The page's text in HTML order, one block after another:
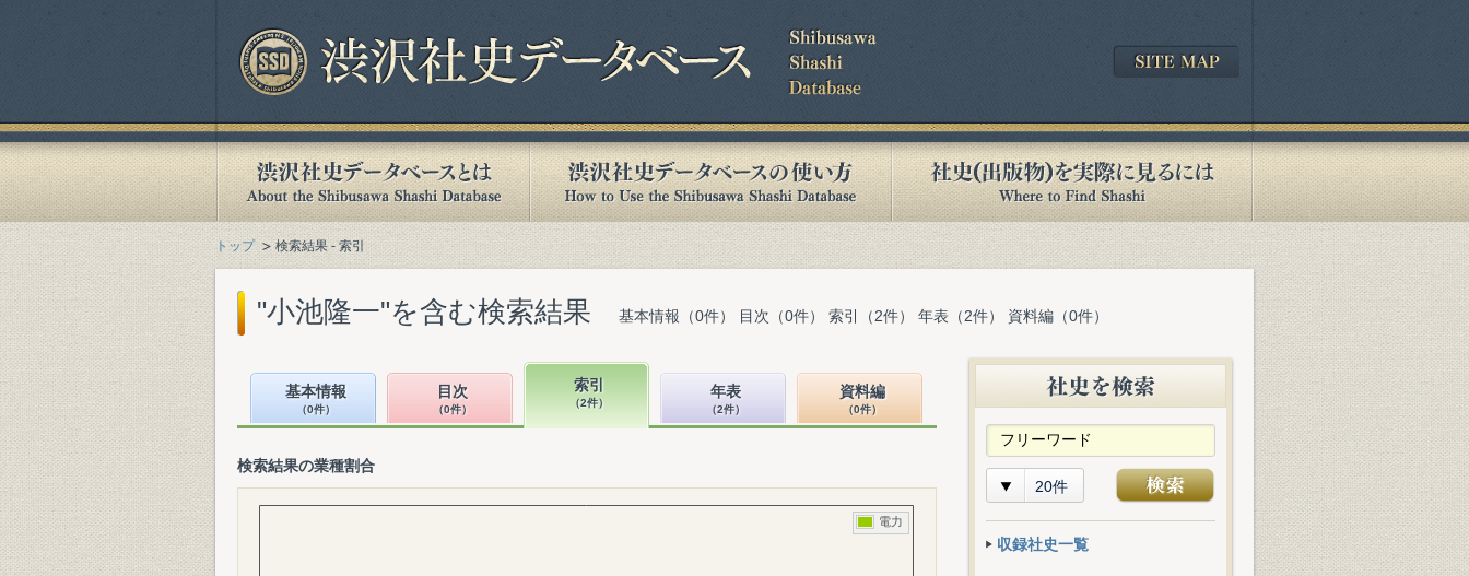
トップ 検索結果 - 索引
"小池隆一"を含む検索結果 基本情報（0件） 目次（0件） 索引（2件） 年表（2件） 資料編（0件）
基本情報
（0件）
目次
（0件）
索引
（2件）
年表
（2件）
資料編
（0件）
検索結果の業種割合
20件
収録社史一覧